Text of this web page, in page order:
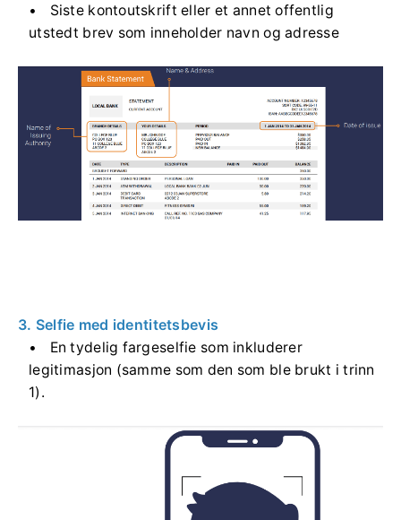
Siste kontoutskrift eller et annet offentlig
utstedt brev som inneholder navn og adresse
3. Selfie med identitetsbevis
En tydelig fargeselfie som inkluderer
legitimasjon (samme som den som ble brukt i trinn
1).